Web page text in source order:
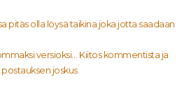
pitäs olla löysä taikina joka jotta saadaan
versioksi… Kiitos kommentista ja
joskus